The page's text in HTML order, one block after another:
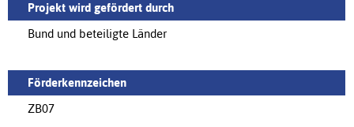
Projekt wird gefördert durch
Bund und beteiligte Länder
Förderkennzeichen
ZB07